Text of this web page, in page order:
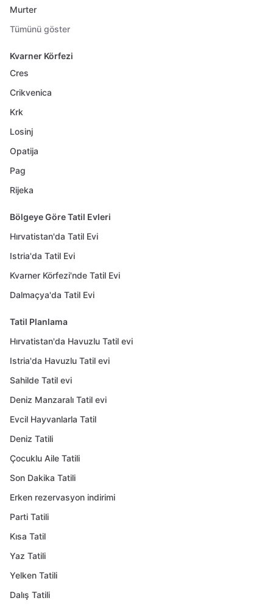
Murter
Tümünü göster
Kvarner Körfezi
Cres
Crikvenica
Krk
Losinj
Opatija
Pag
Rijeka
Bölgeye Göre Tatil Evleri
Hırvatistan'da Tatil Evi
Istria'da Tatil Evi
Kvarner Körfezi'nde Tatil Evi
Dalmaçya'da Tatil Evi
Tatil Planlama
Hırvatistan'da Havuzlu Tatil evi
Istria'da Havuzlu Tatil evi
Sahilde Tatil evi
Deniz Manzaralı Tatil evi
Evcil Hayvanlarla Tatil
Deniz Tatili
Çocuklu Aile Tatili
Son Dakika Tatili
Erken rezervasyon indirimi
Parti Tatili
Kısa Tatil
Yaz Tatili
Yelken Tatili
Dalış Tatili